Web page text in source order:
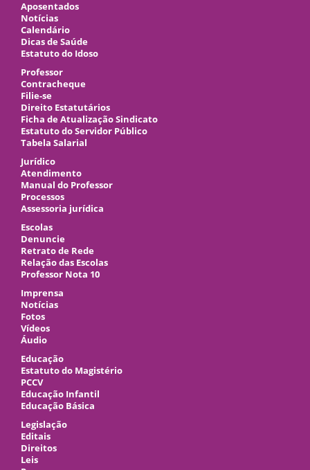
Aposentados
Notícias
Calendário
Dicas de Saúde
Estatuto do Idoso
Professor
Contracheque
Filie-se
Direito Estatutários
Ficha de Atualização Sindicato
Estatuto do Servidor Público
Tabela Salarial
Jurídico
Atendimento
Manual do Professor
Processos
Assessoria jurídica
Escolas
Denuncie
Retrato de Rede
Relação das Escolas
Professor Nota 10
Imprensa
Notícias
Fotos
Vídeos
Áudio
Educação
Estatuto do Magistério
PCCV
Educação Infantil
Educação Básica
Legislação
Editais
Direitos
Leis